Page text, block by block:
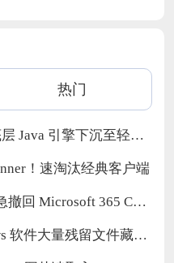
热门
擎下沉至轻量化代码编辑器
！速淘汰经典客户端
365 Copilot 域名排除管控功能
量残留文件藏在系统深处